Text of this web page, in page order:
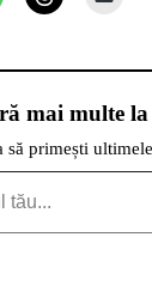
mai multe
să primești